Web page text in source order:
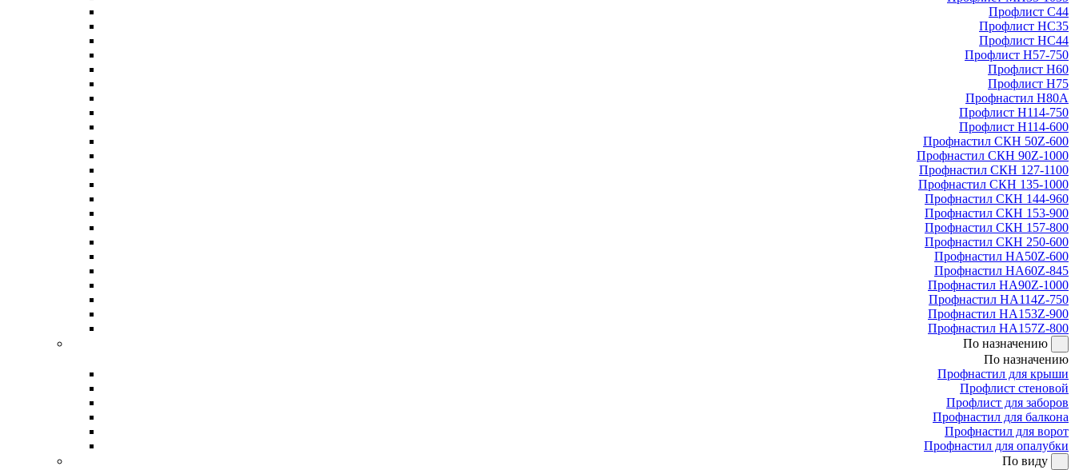
Профлист С44
Профлист НС35
Профлист НС44
Профлист Н57-750
Профлист Н60
Профлист Н75
Профнастил Н80А
Профлист Н114-750
Профлист Н114-600
Профнастил СКН 50Z-600
Профнастил СКН 90Z-1000
Профнастил СКН 127-1100
Профнастил СКН 135-1000
Профнастил СКН 144-960
Профнастил СКН 153-900
Профнастил СКН 157-800
Профнастил СКН 250-600
Профнастил НА50Z-600
Профнастил НА60Z-845
Профнастил НА90Z-1000
Профнастил НА114Z-750
Профнастил НА153Z-900
Профнастил НА157Z-800
По назначению
По назначению
Профнастил для крыши
Профлист стеновой
Профлист для заборов
Профнастил для балкона
Профнастил для ворот
Профнастил для опалубки
По виду